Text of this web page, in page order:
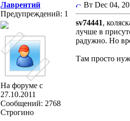
Лаврентий
Предупреждений: 1
На форуме с
27.10.2011
Сообщений: 2768
Строгино
Вт Dec 04,
sv74441,
лучше в
радужно. Но
Там просто